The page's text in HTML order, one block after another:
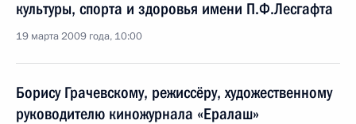
культуры, спорта и здоровья имени П.Ф.Лесгафта
19 марта 2009 года, 10:00
Борису Грачевскому, режиссёру, художественному
руководителю киножурнала «Ералаш»